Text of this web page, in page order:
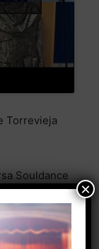
Torrevieja
Souldance
×